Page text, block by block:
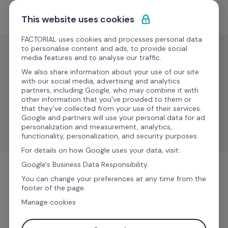
Ir al contenido
Empieza gratis
Accesos y
Espacios
Suprema
Simplifica el control de asistencia con soluciones
biométricas seguras y fiables.
Accesos y Espacios
Más información
This website uses cookies
FACTORIAL uses cookies and processes personal data
to personalise content and ads, to provide social
media features and to analyse our traffic.
We also share information about your use of our site
with our social media, advertising and analytics
partners, including Google, who may combine it with
other information that you've provided to them or
that they've collected from your use of their services.
Google and partners will use your personal data for ad
personalization and measurement, analytics,
functionality, personalization, and security purposes.
For details on how Google uses your data, visit:
Google's Business Data Responsibility.
You can change your preferences at any time from the
footer of the page.
Manage cookies